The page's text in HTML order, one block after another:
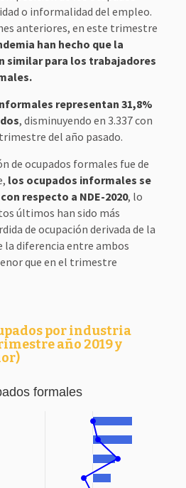
o informalidad del empleo.
anteriores, en este trimestre
han hecho que la
similar para los trabajadores
representan 31,8%
, disminuyendo en 3.337 con
del año pasado.
de ocupados formales fue de
los ocupados informales se
respecto a NDE-2020, lo
últimos han sido más
de ocupación derivada de la
la diferencia entre ambos
que en el trimestre
por industria
año 2019 y
formales